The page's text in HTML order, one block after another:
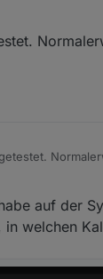
auf der
welchen